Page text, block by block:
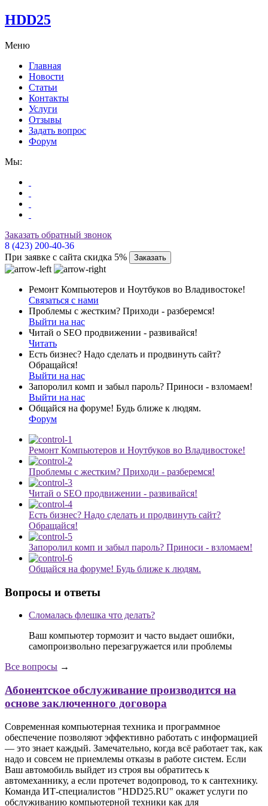
HDD25
Меню
Главная
Новости
Статьи
Контакты
Услуги
Отзывы
Задать вопрос
Форум
Мы:
Заказать обратный звонок
8 (423) 200-40-36
При заявке с сайта скидка 5%
Заказать
Ремонт Компьютеров и Ноутбуков во Владивостоке!
Связаться с нами
Проблемы с жестким? Приходи - разберемся!
Выйти на нас
Читай о SEO продвижении - развивайся!
Читать
Есть бизнес? Надо сделать и продвинуть сайт?
Обращайся!
Выйти на нас
Запоролил комп и забыл пароль? Приноси - взломаем!
Выйти на нас
Общайся на форуме! Будь ближе к людям.
Форум
Ремонт Компьютеров и Ноутбуков во Владивостоке!
Проблемы с жестким? Приходи - разберемся!
Читай о SEO продвижении - развивайся!
Есть бизнес? Надо сделать и продвинуть сайт?
Обращайся!
Запоролил комп и забыл пароль? Приноси - взломаем!
Общайся на форуме! Будь ближе к людям.
Вопросы и ответы
Сломалась флешка что делать?
Ваш компьютер тормозит и часто выдает ошибки,
самопроизвольно перезагружается или проблемы
Все вопросы →
Абонентское обслуживание производится на
основе заключенного договора
Современная компьютерная техника и программное
обеспечение позволяют эффективно работать с информацией
— это знает каждый. Замечательно, когда всё работает так, как
надо и совсем не приемлемы отказы в работе систем. Если
Ваш автомобиль выйдет из строя вы обратитесь к
автомеханнику, а если протечет водопровод, то к сантехнику.
Команда ИТ-специалистов "HDD25.RU" окажет услуги по
обслуживанию компьютерной техники как для